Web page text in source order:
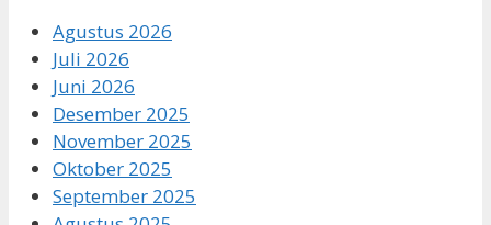
Agustus 2026
Juli 2026
Juni 2026
Desember 2025
November 2025
Oktober 2025
September 2025